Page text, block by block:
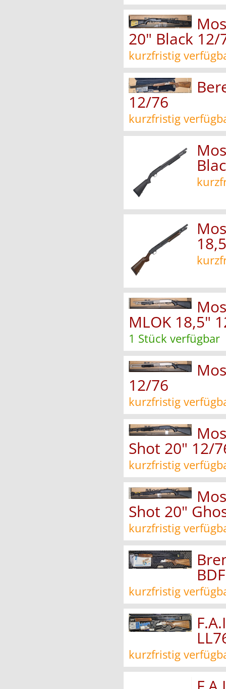
20" Black 12/
kurzfristig
12/76
kurzfristig
MLOK 18,5"
1 Stück verfügbar
12/76
kurzfristig
Shot 20" 12/
kurzfristig
Shot 20"
kurzfristig
BDF
kurzfristig
kurzfristig